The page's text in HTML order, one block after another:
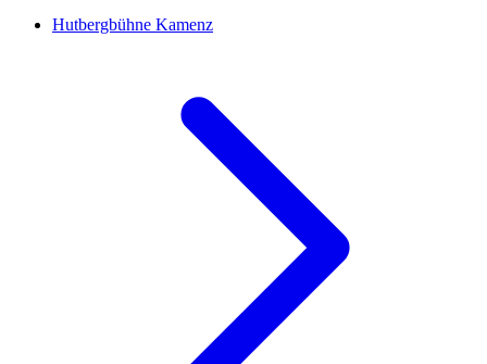
Hutbergbühne Kamenz